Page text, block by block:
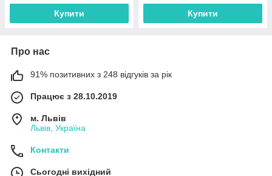
Купити Купити
Про нас
91% позитивних з 248 відгуків за рік
Працює з 28.10.2019
м. Львів
Львів, Україна
Контакти
Сьогодні вихідний